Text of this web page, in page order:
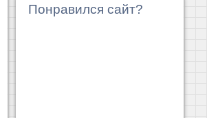
Понравился сайт?